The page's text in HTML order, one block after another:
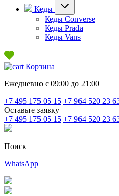
Кеды
Кеды Converse
Кеды Prada
Кеды Vans
Корзина
Ежедневно с 09:00 до 21:00
+7 495 175 05 15 +7 964 520 23
Оставьте заявку
+7 495 175 05 15 +7 964 520 23
Поиск
WhatsApp